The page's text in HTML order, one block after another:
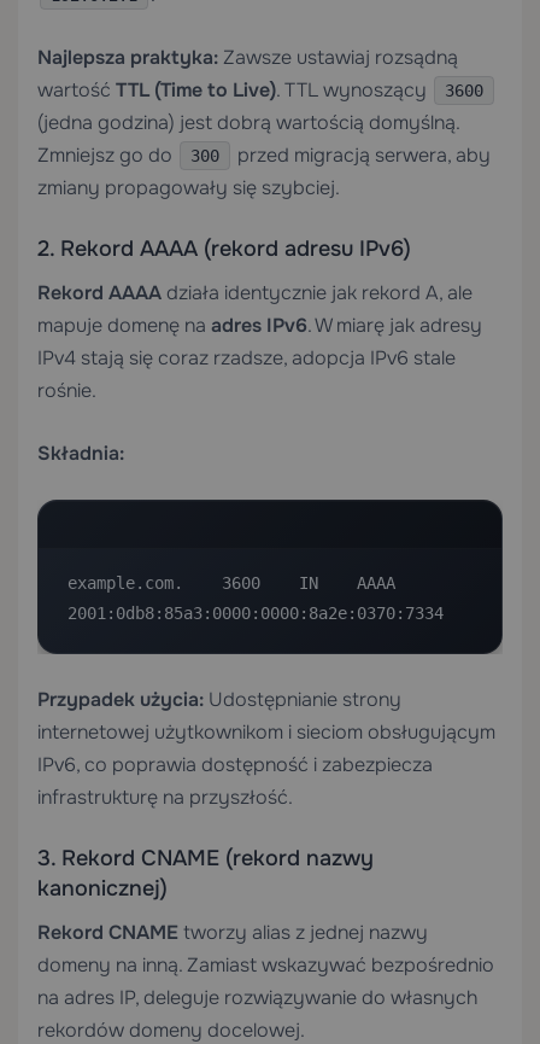
Najlepsza praktyka:Zawsze ustawiaj rozsądną
wartość TTL (Time to Live). TTL wynoszący 3600
(jedna godzina) jest dobrą wartością domyślną.
Zmniejsz go do
300
przed migracją serwera, aby
zmiany propagowały się szybciej.
2. Rekord AAAA (rekord adresu IPv6)
Rekord AAAA działa identycznie jak rekord A, ale
mapuje domenę na adres IPv6. W miarę jak adresy
IPv4 stają się coraz rzadsze, adopcja IPv6 stale
rośnie.
Składnia:
example.com.    3600    IN    AAAA
2001:0db8:85a3:0000:0000:8a2e:0370:7334
Przypadek użycia: Udostępnianie strony
internetowej użytkownikom i sieciom obsługującym
IPv6, co poprawia dostępność i zabezpiecza
infrastrukturę na przyszłość.
3. Rekord CNAME (rekord nazwy
kanonicznej)
Rekord CNAMEtworzy alias z jednej nazwy
domeny na inną. Zamiast wskazywać bezpośrednio
na adres IP, deleguje rozwiązywanie do własnych
rekordów domeny docelowej.